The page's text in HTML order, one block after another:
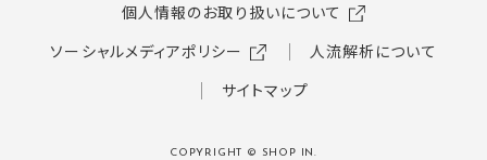
個人情報のお取り扱いについて
ソーシャルメディアポリシー
人流解析について
サイトマップ
COPYRIGHT © SHOP IN.